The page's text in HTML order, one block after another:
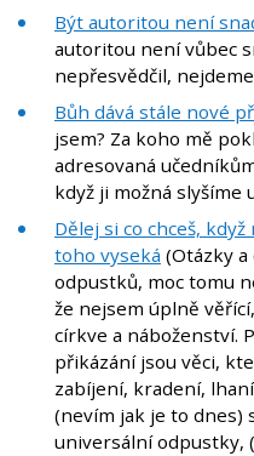
Být autoritou není
autoritou není vůbec
nepřesvědčil,
Bůh dává stále nové
jsem? Za koho mě
adresovaná
když ji možná slyšíme
Dělej si co chceš,
toho vyseká (Otázky
odpustků, moc tomu
že nejsem úplně
církve a náboženství.
přikázání jsou věci,
zabíjení, kradení,
(nevím jak je to dnes)
universální odpustky,